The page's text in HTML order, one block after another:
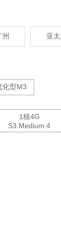
州 亚
化型M3
1核4G
S3.medium.4